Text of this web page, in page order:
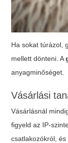
Ha sokat túrázol,
mellett dönteni. A
anyagminőséget.
Vásárlási
Vásárlásnál
figyeld az IP-
csatlakozókról,